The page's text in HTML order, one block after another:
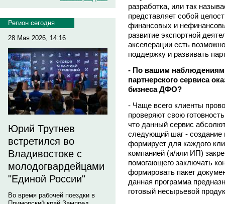
Регион сегодня
28 Мая 2026, 14:16
Юрий Трутнев
встретился во
Владивостоке с
молодогвардейцами
"Единой России"
Во время рабочей поездки в
разработка, или так
представляет собой
финансовых и
развитие экспортной
акселерации есть
поддержку и развивать
- По вашим наблюдениям,
партнерского сервиса
бизнеса ДФО?
- Чаще всего клиенты
проверяют свою
что данный сервис
следующий шаг - создание
формирует для каждого
компанией (и/или ИП)
помогающего заключать
формировать пакет
данная программа
готовый несырьевой